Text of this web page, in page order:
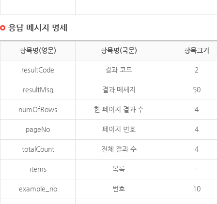
응답 메시지 명세
항목명(영문) 항목명(국문) 항목크기
resultCode 결과 코드 2
resultMsg 결과 메세지 50
numOfRows 한 페이지 결과 수 4
pageNo 페이지 번호 4
totalCount 전체 결과 수 4
items 목록 -
example_no 번호 10